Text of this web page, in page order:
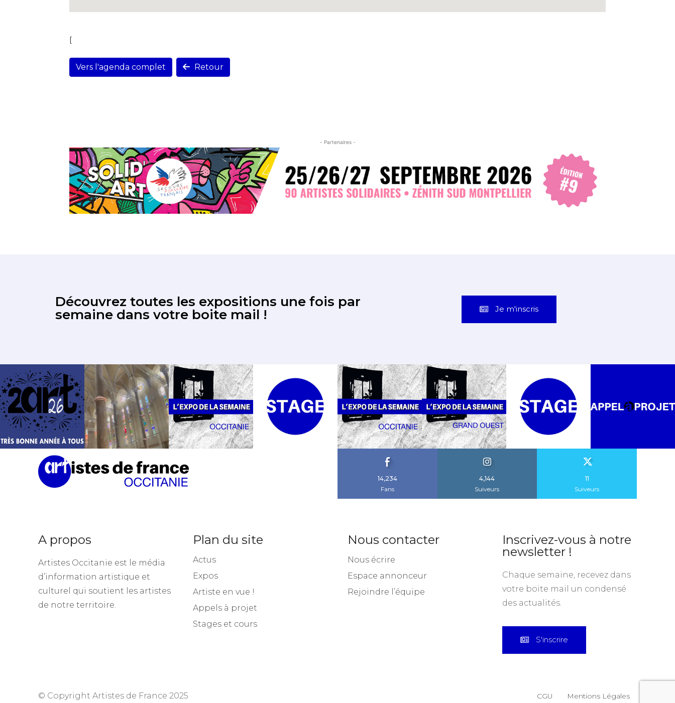
[
Vers l'agenda complet Retour
- Partenaires -
Découvrez toutes les expositions une fois par
semaine dans votre boite mail !
Je m'inscris
14,234
Fans
4,144
Suiveurs
11
Suiveurs
A propos
Artistes Occitanie est le média
d’information artistique et
culturel qui soutient les artistes
de notre territoire.
Plan du site
Actus
Expos
Artiste en vue !
Appels à projet
Stages et cours
Nous contacter
Nous écrire
Espace annonceur
Rejoindre l’équipe
Inscrivez-vous à notre
newsletter !
Chaque semaine, recevez dans
votre boite mail un condensé
des actualités.
S'inscrire
© Copyright Artistes de France 2025 CGU Mentions Légales